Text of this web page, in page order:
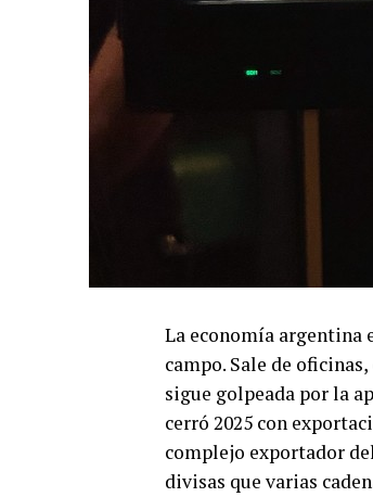
La economía argentina
campo. Sale de
sigue golpeada por la
cerró 2025 con
complejo exportador
divisas que varias